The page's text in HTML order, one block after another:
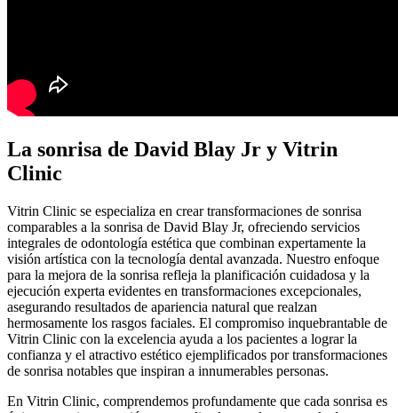
La sonrisa de David Blay Jr y Vitrin
Clinic
Vitrin Clinic se especializa en crear transformaciones de sonrisa
comparables a la sonrisa de David Blay Jr, ofreciendo servicios
integrales de odontología estética que combinan expertamente la
visión artística con la tecnología dental avanzada. Nuestro enfoque
para la mejora de la sonrisa refleja la planificación cuidadosa y la
ejecución experta evidentes en transformaciones excepcionales,
asegurando resultados de apariencia natural que realzan
hermosamente los rasgos faciales. El compromiso inquebrantable de
Vitrin Clinic con la excelencia ayuda a los pacientes a lograr la
confianza y el atractivo estético ejemplificados por transformaciones
de sonrisa notables que inspiran a innumerables personas.
En Vitrin Clinic, comprendemos profundamente que cada sonrisa es